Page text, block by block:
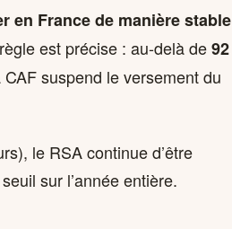
en France de manière stable
est précise : au-delà de92
suspend le versement du
le RSA continue d’être
sur l’année entière.